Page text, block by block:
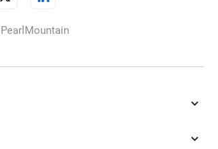
PearlMountain